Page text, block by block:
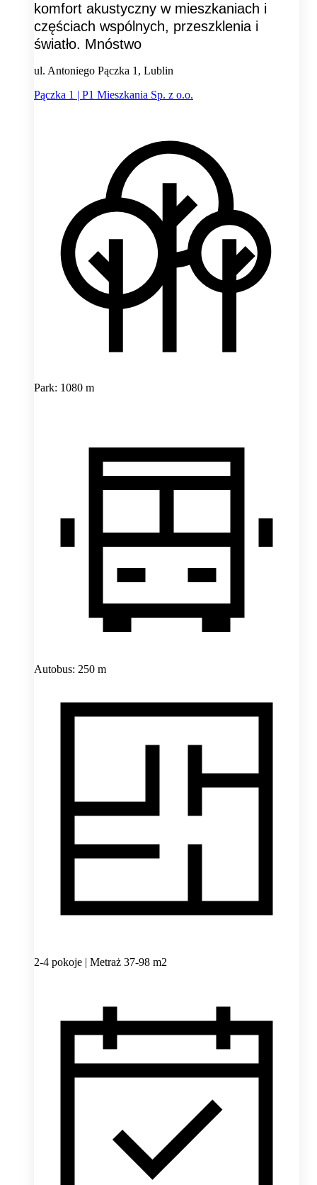
komfort akustyczny w mieszkaniach i
częściach wspólnych, przeszklenia i
światło. Mnóstwo
ul. Antoniego Pączka 1, Lublin
Pączka 1 | P1 Mieszkania Sp. z o.o.
Park: 1080 m
Autobus: 250 m
2-4 pokoje | Metraż 37-98 m2